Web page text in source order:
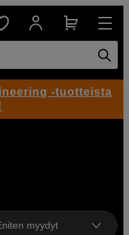
myydyt
-tuotteista